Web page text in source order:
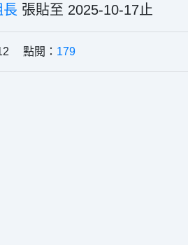
長 張貼至 2025-10-17止
點閱： 179